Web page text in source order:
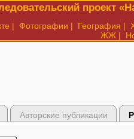
проект
| Фотографии | География |
ЖЖ |
Авторские публикации